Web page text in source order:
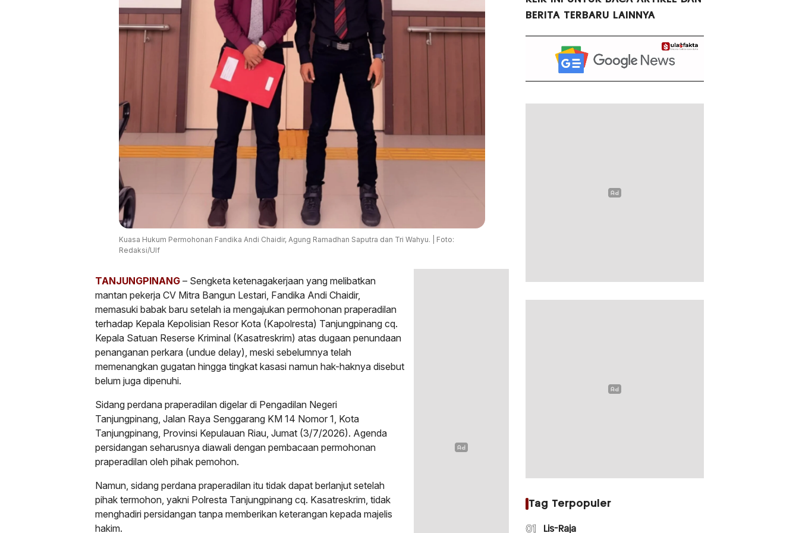
Kuasa Hukum Permohonan Fandika Andi Chaidir, Agung Ramadhan Saputra dan Tri Wahyu. | Foto:
Redaksi/Ulf
TANJUNGPINANG – Sengketa ketenagakerjaan yang melibatkan
mantan pekerja CV Mitra Bangun Lestari, Fandika Andi Chaidir,
memasuki babak baru setelah ia mengajukan permohonan praperadilan
terhadap Kepala Kepolisian Resor Kota (Kapolresta) Tanjungpinang cq.
Kepala Satuan Reserse Kriminal (Kasatreskrim) atas dugaan penundaan
penanganan perkara (undue delay), meski sebelumnya telah
memenangkan gugatan hingga tingkat kasasi namun hak-haknya disebut
belum juga dipenuhi.
Sidang perdana praperadilan digelar di Pengadilan Negeri
Tanjungpinang, Jalan Raya Senggarang KM 14 Nomor 1, Kota
Tanjungpinang, Provinsi Kepulauan Riau, Jumat (3/7/2026). Agenda
persidangan seharusnya diawali dengan pembacaan permohonan
praperadilan oleh pihak pemohon.
Namun, sidang perdana praperadilan itu tidak dapat berlanjut setelah
pihak termohon, yakni Polresta Tanjungpinang cq. Kasatreskrim, tidak
menghadiri persidangan tanpa memberikan keterangan kepada majelis
hakim.
BERITA TERBARU LAINNYA
Tag Terpopuler
01 Lis-Raja